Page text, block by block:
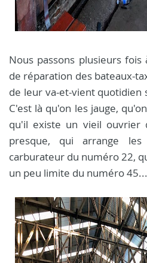
Nous passons plusieurs
de réparation des bateaux-
de leur va-et-vient quotidien
C'est là qu'on les jauge,
qu'il existe un vieil ouvrier
presque, qui arrange
carburateur du numéro 22,
un peu limite du numéro 45...